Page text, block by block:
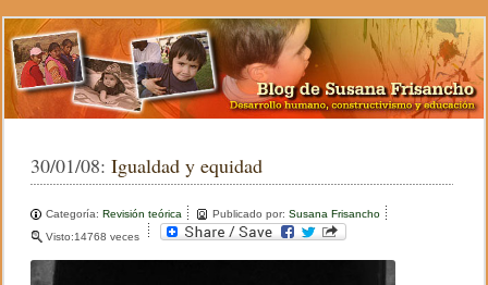
30/01/08:Igualdad y equidad
Categoría:Revisión teórica Publicado por:Susana Frisancho
Visto:14768 veces